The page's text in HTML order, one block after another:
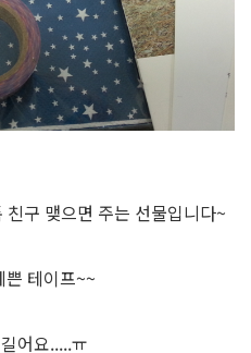
구 맺으면 주는 선물입니다~
쁜 테이프~~
어요.....ㅠ